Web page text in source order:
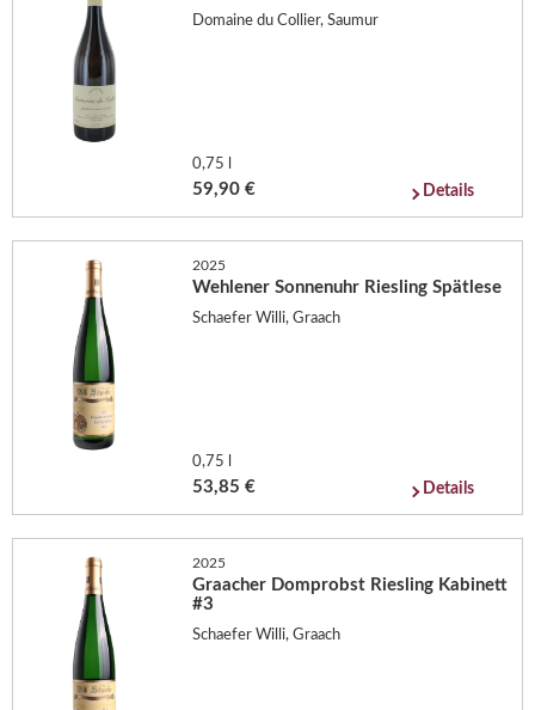
Domaine du Collier, Saumur
0,75 l
59,90 € Details
2025
Wehlener Sonnenuhr Riesling Spätlese
Schaefer Willi, Graach
0,75 l
53,85 € Details
2025
Graacher Domprobst Riesling Kabinett
#3
Schaefer Willi, Graach